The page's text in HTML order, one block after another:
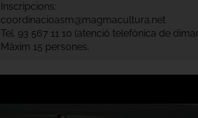
Inscripcions:
coordinacioasm@magmacultura.net
Tel. 93 567 11 10 (atenció telefònica de
Màxim 15 persones.